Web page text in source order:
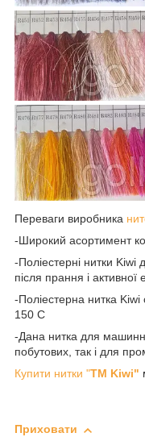
Переваги виробника
-Широкий асортимент
-Поліестерні нитки Kiwi
після прання і активної
-Поліестерна нитка Kiwi
150 С
-Дана нитка для
побутових, так і для
Купити нитки "TM Kiwi"
Приховати